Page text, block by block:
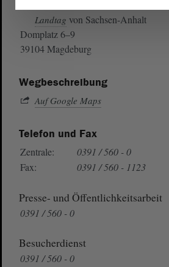
Landtag von Sachsen-Anhalt
Domplatz 6–9
39104 Magdeburg
Wegbeschreibung
Auf Google Maps
Telefon und Fax
Zentrale:
0391 / 560 - 0
Fax:
0391 / 560 - 1123
Presse- und Öffentlichkeitsarbeit
0391 / 560 - 0
Besucherdienst
0391 / 560 - 0